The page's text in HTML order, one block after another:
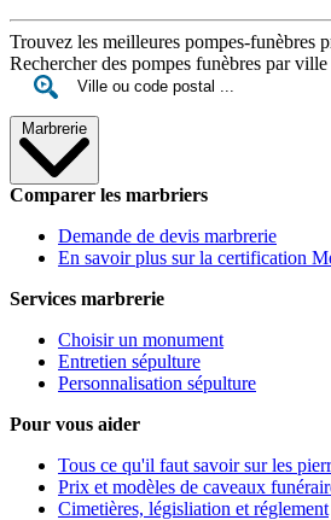
Trouvez les meilleures pompes-funèbres
Rechercher des pompes funèbres par
Marbrerie
Comparer les marbriers
Demande de devis marbrerie
En savoir plus sur la certification
Services marbrerie
Choisir un monument
Entretien sépulture
Personnalisation sépulture
Pour vous aider
Tous ce qu'il faut savoir sur les
Prix et modèles de caveaux
Cimetières, législiation et réglement